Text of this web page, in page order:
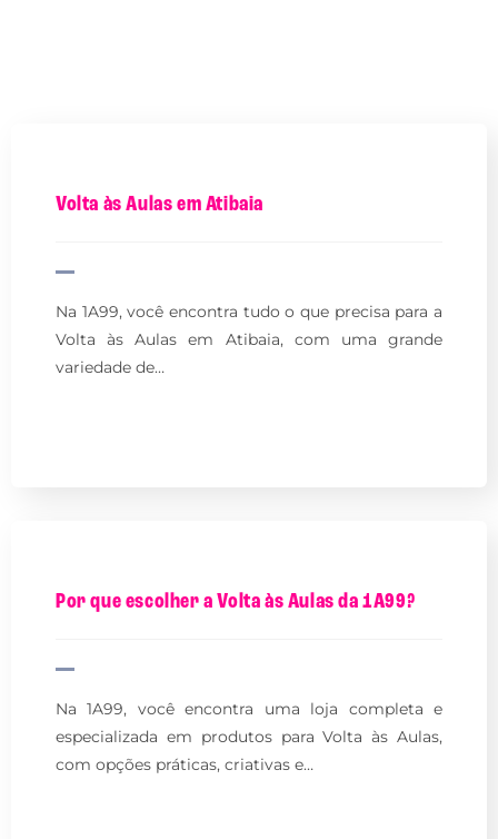
Volta às Aulas em Atibaia
Na 1A99, você encontra tudo o que precisa para a
Volta às Aulas em Atibaia, com uma grande
variedade de…
Por que escolher a Volta às Aulas da 1A99?
Na 1A99, você encontra uma loja completa e
especializada em produtos para Volta às Aulas,
com opções práticas, criativas e…